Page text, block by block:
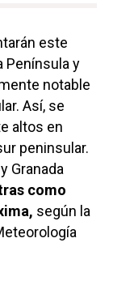
este
Península y
notable
Así, se
altos en
peninsular.
Granada
como
según la